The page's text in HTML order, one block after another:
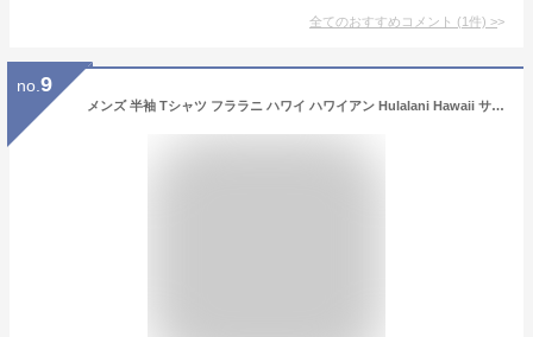
全てのおすすめコメント (1件) >
no. 9
メンズ 半袖 Tシャツ フララニ ハワイ ハワイアン Hulalani Hawaii サーフブランド (メンズ/M.サックス) ハワイアン雑貨 232HU1ST061 送料無料 サーフ 雑貨 ハワイ